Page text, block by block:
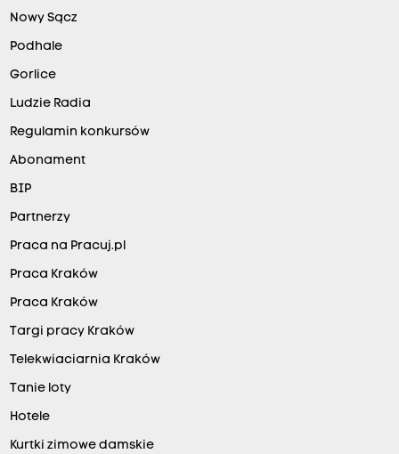
Nowy Sącz
Podhale
Gorlice
Ludzie Radia
Regulamin konkursów
Abonament
BIP
Partnerzy
Praca na Pracuj.pl
Praca Kraków
Praca Kraków
Targi pracy Kraków
Telekwiaciarnia Kraków
Tanie loty
Hotele
Kurtki zimowe damskie